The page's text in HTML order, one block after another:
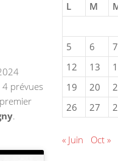
prévues
.
L
M
5
6 7
12
13
19
20
26
27
« Juin Oct »